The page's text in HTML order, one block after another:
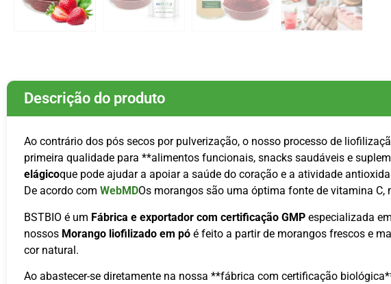
Descrição do produto
Ao contrário dos pós secos por pulverização, o nosso processo de
primeira qualidade para **alimentos funcionais, snacks saudáveis e
elágicoque pode ajudar a apoiar a saúde do coração e a atividade
De acordo com WebMDOs morangos são uma óptima fonte de vitamina
BSTBIO é um Fábrica e exportador com certificação GMP especializada
nossos Morango liofilizado em pó é feito a partir de morangos frescos e
cor natural.
Ao abastecer-se diretamente na nossa **fábrica com certificação